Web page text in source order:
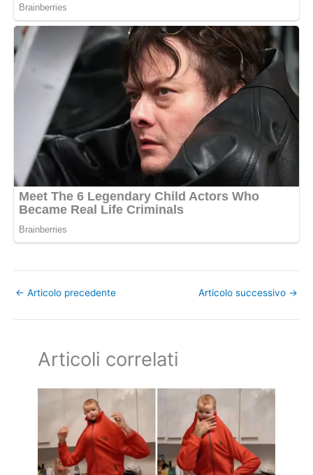
← Articolo precedente Articolo successivo →
Articoli correlati